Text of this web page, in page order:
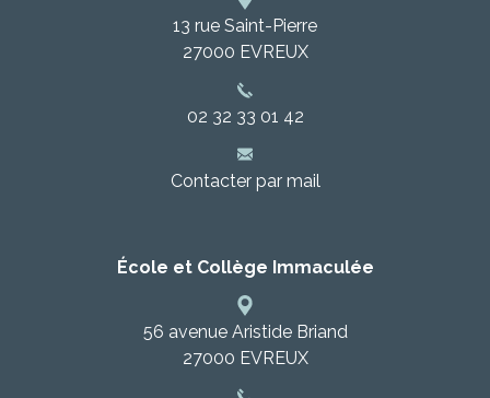
13 rue Saint-Pierre
27000 EVREUX
02 32 33 01 42
Contacter par mail
École et Collège Immaculée
56 avenue Aristide Briand
27000 EVREUX